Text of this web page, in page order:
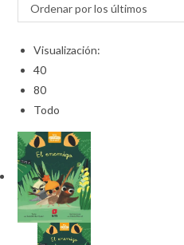
Ordenar por los últimos
Visualización:
40
80
Todo